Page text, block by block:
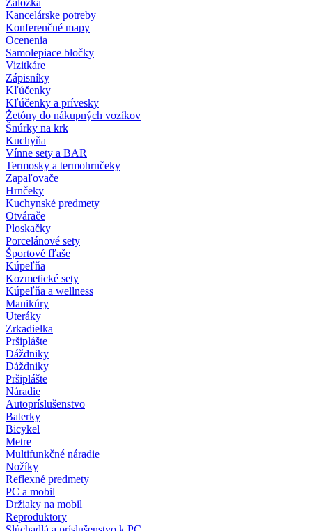
Záložka
Kancelárske potreby
Konferenčné mapy
Ocenenia
Samolepiace bločky
Vizitkáre
Zápisníky
Kľúčenky
Kľúčenky a prívesky
Žetóny do nákupných vozíkov
Šnúrky na krk
Kuchyňa
Vínne sety a BAR
Termosky a termohrnčeky
Zapaľovače
Hrnčeky
Kuchynské predmety
Otvárače
Ploskačky
Porcelánové sety
Športové fľaše
Kúpeľňa
Kozmetické sety
Kúpeľňa a wellness
Manikúry
Uteráky
Zrkadielka
Pršiplášte
Dáždniky
Dáždniky
Pršiplášte
Náradie
Autopríslušenstvo
Baterky
Bicykel
Metre
Multifunkčné náradie
Nožíky
Reflexné predmety
PC a mobil
Držiaky na mobil
Reproduktory